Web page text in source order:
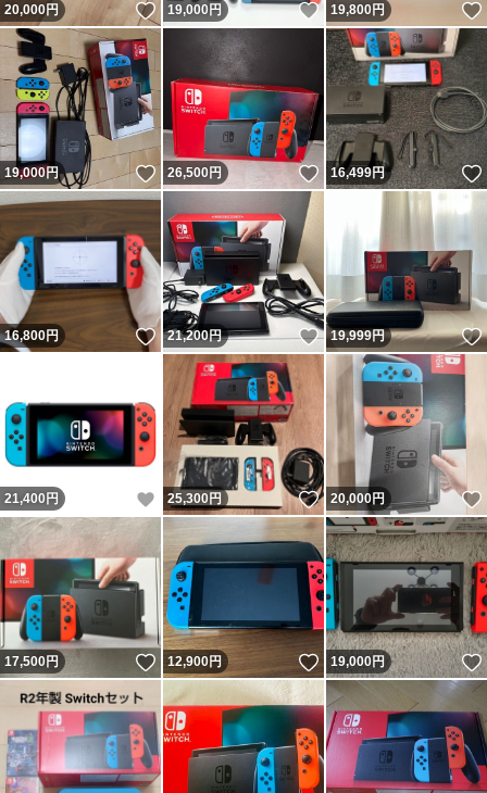
20,000円 いいね！
19,000円 いいね！
19,800円
19,000円 いいね！
26,500円 いいね！
16,499円
16,800円 いいね！
21,200円 いいね！
19,999円
21,400 円 いいね！
25,300円 いいね！
20,000円
17,500円 いいね！
12,900円 いいね！
19,000円